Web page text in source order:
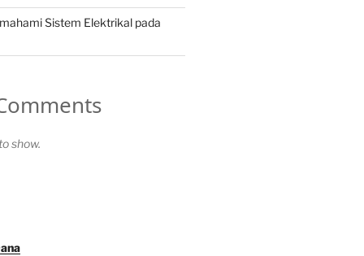
Sistem Elektrikal pada
show.